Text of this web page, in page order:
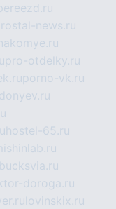
news.ru
pro-otdelky.ru
porno-vk.ru
hostel-65.ru
doroga.ru
lovinskix.ru